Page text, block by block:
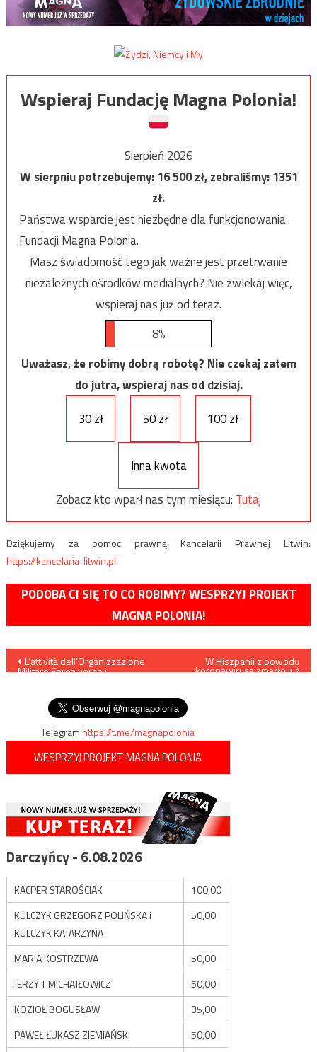
Wspieraj Fundację Magna Polonia!
Sierpień 2026
W sierpniu potrzebujemy:16 500zł, zebraliśmy:1351
zł.
Państwa wsparcie jest niezbędne dla funkcjonowania
Fundacji Magna Polonia.
Masz świadomość tego jak ważne jest przetrwanie
niezależnych ośrodków medialnych? Nie zwlekaj więc,
wspieraj nas już od teraz.
8%
Uważasz, że robimy dobrą robotę? Nie czekaj zatem
do jutra, wspieraj nas od dzisiaj.
30 zł
50 zł 100 zł
Inna kwota
Zobacz kto wparł nas tym miesiącu: Tutaj
Dziękujemy za pomoc prawną Kancelarii Prawnej Litwin:
https://kancelaria-litwin.pl
PODOBA CI SIĘ TO CO ROBIMY? WESPRZYJ PROJEKT
MAGNA POLONIA!
Nawigacja
L’attività dell’Organizzazione
Militare Ebrea verso i
W Hiszpanii z powodu
koronawirusa zmarło już
Telegramhttps://t.me/magnapolonia
WESPRZYJ PROJEKT MAGNA POLONIA
Darczyńcy - 6.08.2026
KACPER STAROŚCIAK
100,00
KULCZYK GRZEGORZ POLIŃSKA i
KULCZYK KATARZYNA
50,00
MARIA KOSTRZEWA
50,00
JERZY T MICHAJŁOWICZ
50,00
KOZIOŁ BOGUSŁAW
35,00
PAWEŁ ŁUKASZ ZIEMIAŃSKI
50,00